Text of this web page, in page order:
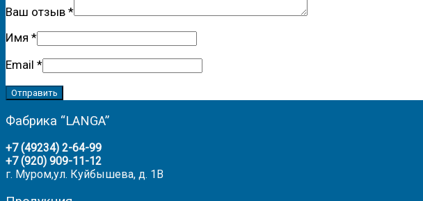
Ваш отзыв *
Имя *
Email *
Фабрика “LANGA”
+7 (49234) 2-64-99
+7 (920) 909-11-12
г. Муром,ул. Куйбышева, д. 1В